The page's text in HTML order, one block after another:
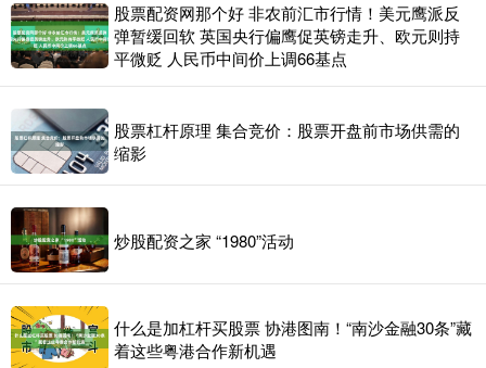
股票配资网那个好 非农前汇市行情！美元鹰派反
弹暂缓回软 英国央行偏鹰促英镑走升、欧元则持
平微贬 人民币中间价上调66基点
股票杠杆原理 集合竞价：股票开盘前市场供需的
缩影
炒股配资之家 “1980”活动
什么是加杠杆买股票 协港图南！“南沙金融30条”藏
着这些粤港合作新机遇